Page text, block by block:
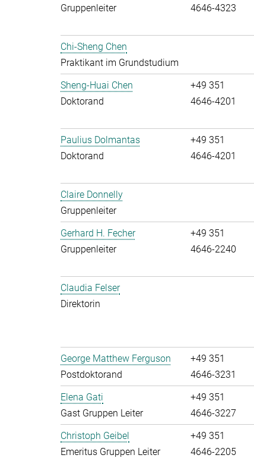
Gruppenleiter
4646-4323
Chi-Sheng Chen
Praktikant im Grundstudium
Sheng-Huai Chen
Doktorand
+49 351
4646-4201
Paulius Dolmantas
Doktorand
+49 351
4646-4201
Claire Donnelly
Gruppenleiter
Gerhard H. Fecher
Gruppenleiter
+49 351
4646-2240
Claudia Felser
Direktorin
George Matthew Ferguson
Postdoktorand
+49 351
4646-3231
Elena Gati
Gast Gruppen Leiter
+49 351
4646-3227
Christoph Geibel
Emeritus Gruppen Leiter
+49 351
4646-2205